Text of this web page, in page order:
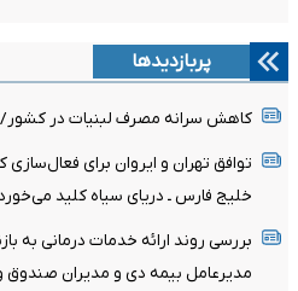
پربازدیدها
کاهش سرانه مصرف لبنیات در کشور/
توافق تهران و ایروان برای
خلیج فارس ـ دریای سیاه کلید
بررسی روند ارائه خدمات درمانی
مدیرعامل بیمه دی و مدیران صندوق